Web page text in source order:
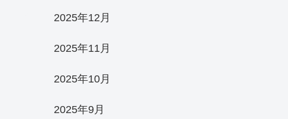
2025年12月
2025年11月
2025年10月
2025年9月